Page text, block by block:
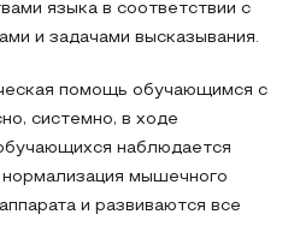
языка в соответствии с
и задачами высказывания.
помощь обучающимся с
системно, в ходе
наблюдается
мышечного
и развиваются все